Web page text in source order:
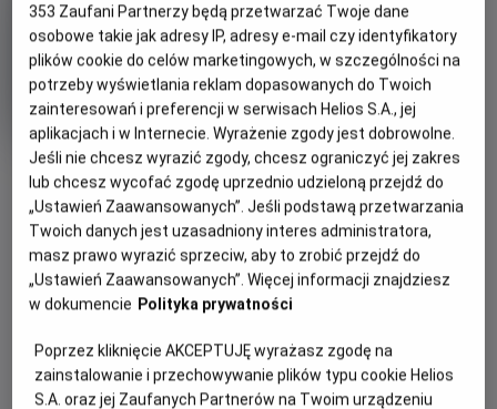
OBSERWUJ
Ostannya Duel' - UA
Oryginalny
tytuł
The Last Duel Gatunek
Dramat
Minimalny
wiek
Od 15 lat
Czas
trwania
152 min
Kraj
rok
produkcji
USA
PREMIERA
22 października 2021
REŻYSERIA
Рідлі Скотт
SCENARIUSZ
Метт Деймон, Ніколь
Голофценер, Бен Аффлек
OBSADA
WIĘCEJ SZCZEGÓŁÓW
OPIS FILMU
Епос «Остання дуель» – історична драма, що спонукає до
роздумів. Стрічка розповідає про події, що відбуваються
353 Zaufani Partnerzy będą przetwarzać Twoje dane
osobowe takie jak adresy IP, adresy e-mail czy identyfikatory
plików cookie do celów marketingowych, w szczególności na
potrzeby wyświetlania reklam dopasowanych do Twoich
zainteresowań i preferencji w serwisach Helios S.A., jej
aplikacjach i w Internecie. Wyrażenie zgody jest dobrowolne.
Jeśli nie chcesz wyrazić zgody, chcesz ograniczyć jej zakres
lub chcesz wycofać zgodę uprzednio udzieloną przejdź do
„Ustawień Zaawansowanych”. Jeśli podstawą przetwarzania
Twoich danych jest uzasadniony interes administratora,
masz prawo wyrazić sprzeciw, aby to zrobić przejdź do
„Ustawień Zaawansowanych”. Więcej informacji znajdziesz
w dokumencie Polityka prywatności
Poprzez kliknięcie AKCEPTUJĘ wyrażasz zgodę na
zainstalowanie i przechowywanie plików typu cookie Helios
S.A. oraz jej Zaufanych Partnerów na Twoim urządzeniu